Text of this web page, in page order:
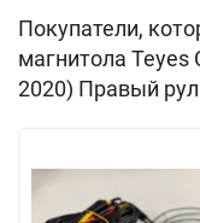
Покупатели,
магнитола Teyes
2020) Правый